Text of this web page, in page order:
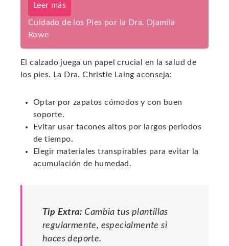
Leer más
Cuidado de los Pies por la Dra. Djamila
Rowe
El calzado juega un papel crucial en la salud de
los pies. La Dra. Christie Laing aconseja:
Optar por zapatos cómodos y con buen
soporte.
Evitar usar tacones altos por largos periodos
de tiempo.
Elegir materiales transpirables para evitar la
acumulación de humedad.
Tip Extra: Cambia tus plantillas
regularmente, especialmente si
haces deporte.